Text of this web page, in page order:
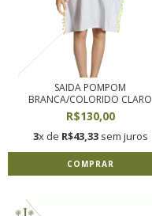
SAIDA POMPOM
BRANCA/COLORIDO CLARO
R$130,00
3x de R$43,33sem juros
COMPRAR